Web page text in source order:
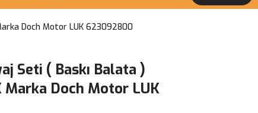
Doch Motor LUK 623092800
Seti ( Baskı Balata )
Doch Motor LUK